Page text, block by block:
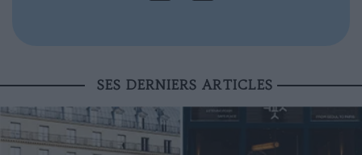
SES DERNIERS ARTICLES